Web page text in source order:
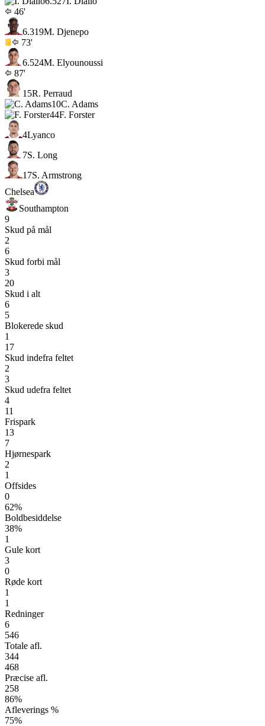
46'
6.319M. Djenepo
73'
6.524M. Elyounoussi
87'
15R. Perraud
10C. Adams
44F. Forster
4Lyanco
7S. Long
17S. Armstrong
Chelsea
Southampton
9
Skud på mål
2
6
Skud forbi mål
3
20
Skud i alt
6
5
Blokerede skud
1
17
Skud indefra feltet
2
3
Skud udefra feltet
4
11
Frispark
13
7
Hjørnespark
2
1
Offsides
0
62%
Boldbesiddelse
38%
1
Gule kort
3
0
Røde kort
1
1
Redninger
6
546
Totale afl.
344
468
Præcise afl.
258
86%
Afleverings %
75%